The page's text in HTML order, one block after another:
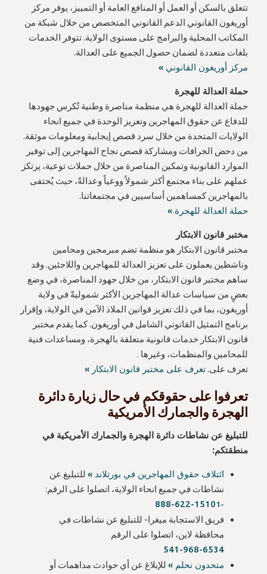
تتعلق بالسكن أو العمل أو المنافع العامة أو التمييز، يوفر مركز
أوريغون القانوني الدعم القانوني المتخصص من خلال شبكة من
المكاتب المحلية والبرامج على مستوى الولاية. تتوفر الخدمات
بلغات متعددة لضمان حصول الجميع على العدالة.
مركز أوريغون القانوني »
حملة العدالة للهجرة
حملة العدالة للهجرة هي منظمة مناصرة وطنية تُكرس جهودها
للدفاع عن حقوق المهاجرين وتعزيز الوحدة في جميع انحاء
الولايات المتحدة من خلال سرد قصص إيجابية ومعلومات موثقة.
من دحض الخرافات ومشاركة قصص نجاح المهاجرين إلى توفير
الموارد القانونية وتمكين المناصرة من خلال حملات توعية، يرتكز
عملهم على بناء مجتمع أكثر شمولاً ووعياً وعدالةً، حيث يُحتفى
بالمهاجرين كمساهمين أساسيين في مجتمعاتنا.
حملة العدالة للهجرة »
مختبر قانون الابتكار
مختبر قانون الابتكار هو منظمة تضم مبرمجين ومحامين
وناشطين يعملون على تعزيز العدالة للمهاجرين واللاجئين. وقد
ساهم مختبر قانون الابتكار، من خلال جهود المناصرة، في وضع
بعضٍ من سياسات عدالة المهاجرين الأكثر شموليةً في ولاية
أوريغون، بما في ذلك تعزيز قوانين الملاذ الآمن في الولاية، وإقرار
برنامج التمثيل القانوني الشامل في أوريغون. كما يقدم مختبر
قانون الابتكار خدمات قانونية متعلقة بالهجرة، ومساعدات فنية
للمحامين والمنظمات، وغيرها۔
تعرف على مختبر قانون الابتكار » تعرف على.
تعرفوا على حقوقكم في حال زيارة دائرة
الهجرة والجمارك الأمريكية
للتبليغ عن نشاطات دائرة الهجرة والجمارك الأمريكية في
منطقتكم:
ائتلاف حقوق المهاجرين في بورتلاند » للتبليغ عن
نشاطات في جميع انحاء الولاية، اتصلوا على الرقم:
1-
888-622-1510
فريق الاستجابة ميغرا- للتبليغ عن نشاطات في
محافظة لاين، اتصلوا على الرقم
541-968-6534
متحدون نحلم » للإبلاغ عن أي حوادث مداهمات أو